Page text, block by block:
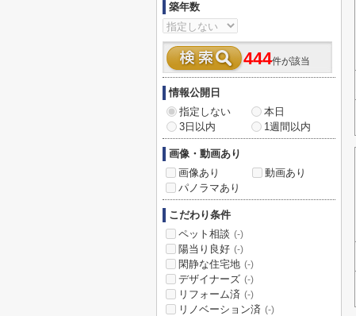
築年数
444件が該当
情報公開日
指定しない
本日
3日以内
1週間以内
画像・動画あり
画像あり
動画あり
パノラマあり
こだわり条件
ペット相談 (-)
陽当り良好 (-)
閑静な住宅地 (-)
デザイナーズ (-)
リフォーム済 (-)
リノベーション済 (-)